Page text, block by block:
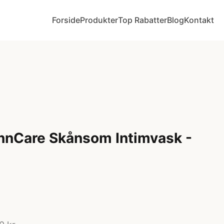
ForsideProdukterTop RabatterBlogKontakt
Skånsom Intimvask -